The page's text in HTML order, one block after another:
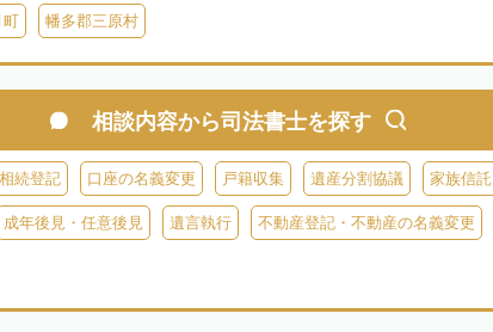
町 幡多郡三原村
相談内容から司法書士を探す
相続登記 口座の名義変更 戸籍収集 遺産分割協議 家族信託
成年後見・任意後見 遺言執行 不動産登記・不動産の名義変更